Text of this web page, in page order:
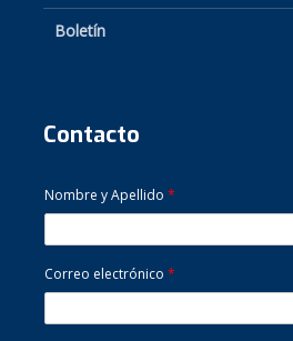
Boletín
Contacto
Nombre y Apellido *
Correo electrónico *